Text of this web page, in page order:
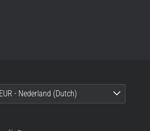
EUR - Nederland (Dutch)